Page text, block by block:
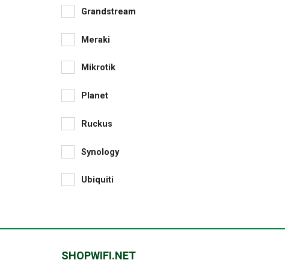
Grandstream
Meraki
Mikrotik
Planet
Ruckus
Synology
Ubiquiti
SHOPWIFI.NET